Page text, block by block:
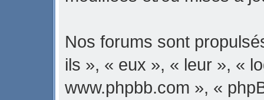
Nos forums sont
ils », « eux », « leur », «
www.phpbb.com », «